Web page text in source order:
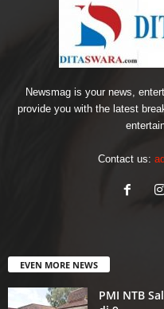
Newsmag is your news,
provide you with the latest
Contact us:
EVEN MORE NEWS
PMI NTB